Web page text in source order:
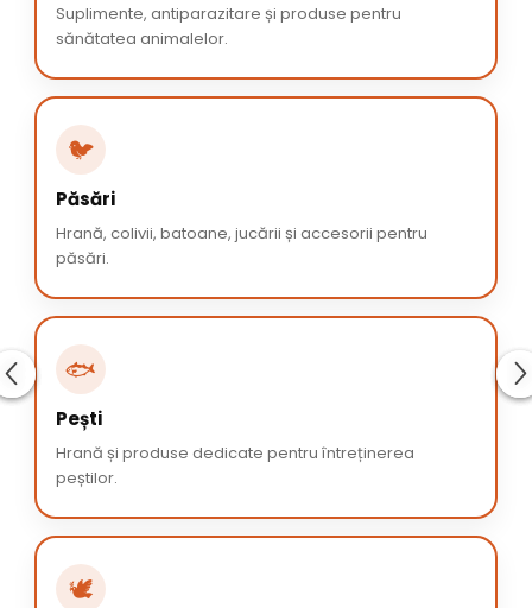
Suplimente, antiparazitare și produse pentru
sănătatea animalelor.
🐦
Păsări
Hrană, colivii, batoane, jucării și accesorii pentru
păsări.
🐟
Pești
Hrană și produse dedicate pentru întreținerea
peștilor.
🕊️